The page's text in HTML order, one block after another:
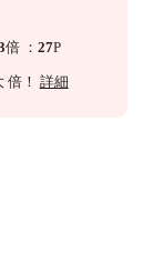
倍 ： 27P
倍！ 詳細